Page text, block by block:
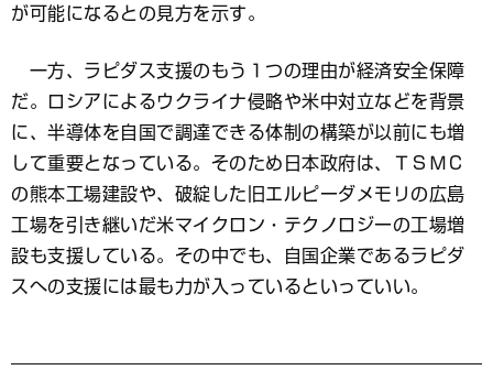
が可能になるとの見方を示す。
一方、ラピダス支援のもう１つの理由が経済安全保障
だ。ロシアによるウクライナ侵略や米中対立などを背景
に、半導体を自国で調達できる体制の構築が以前にも増
して重要となっている。そのため日本政府は、ＴＳＭＣ
の熊本工場建設や、破綻した旧エルピーダメモリの広島
工場を引き継いだ米マイクロン・テクノロジーの工場増
設も支援している。その中でも、自国企業であるラピダ
スへの支援には最も力が入っているといっていい。